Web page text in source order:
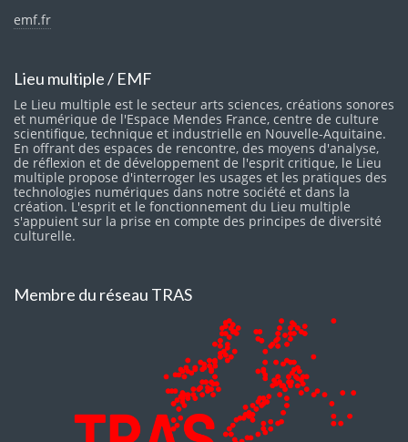
emf.fr
Lieu multiple / EMF
Le Lieu multiple est le secteur arts sciences, créations sonores
et numérique de l'Espace Mendes France, centre de culture
scientifique, technique et industrielle en Nouvelle-Aquitaine.
En offrant des espaces de rencontre, des moyens d'analyse,
de réflexion et de développement de l'esprit critique, le Lieu
multiple propose d'interroger les usages et les pratiques des
technologies numériques dans notre société et dans la
création. L'esprit et le fonctionnement du Lieu multiple
s'appuient sur la prise en compte des principes de diversité
culturelle.
Membre du réseau TRAS